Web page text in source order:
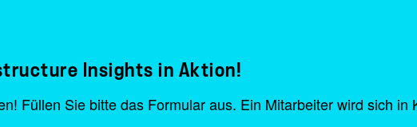
Insights in Aktion!
Füllen Sie bitte das Formular aus. Ein Mitarbeiter wird sich in